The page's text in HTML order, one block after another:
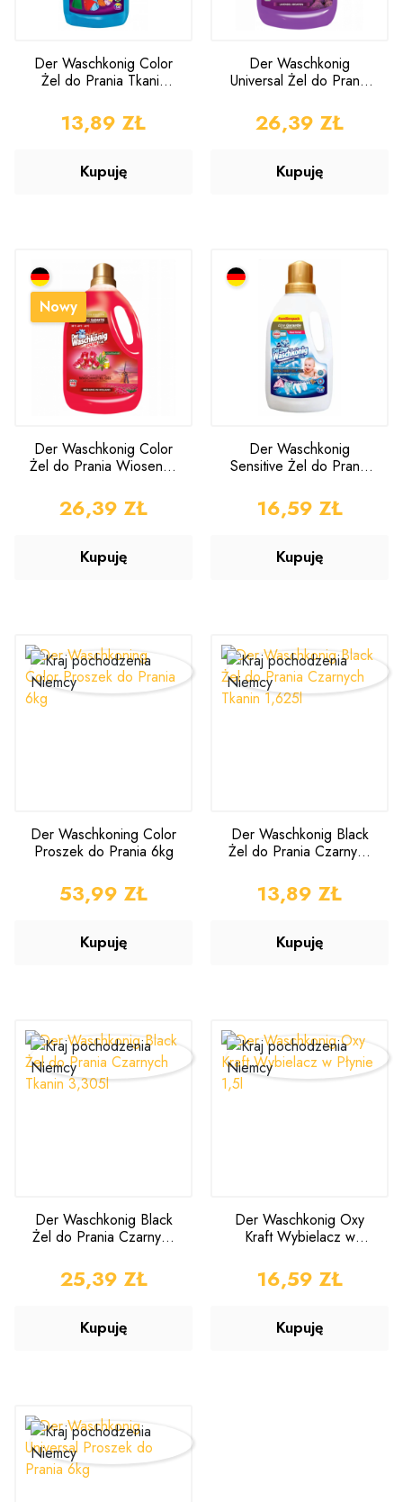
Der Waschkonig Color
Żel do Prania Tkanin
CENA
13,89 ZŁ
Kupuję
Der Waschkonig
Universal Żel do Prania
3,305l
CENA
26,39 ZŁ
Kupuję
Der Waschkonig Color
Żel do Prania Wiosenna
CENA
26,39 ZŁ
Kupuję
Nowy
Der Waschkonig
Sensitive Żel do Prania
CENA
16,59 ZŁ
Kupuję
Der Waschkoning Color
Proszek do Prania 6kg
CENA
53,99 ZŁ
Kupuję
Der Waschkonig Black
Żel do Prania Czarnych
CENA
13,89 ZŁ
Kupuję
Der Waschkonig Black
Żel do Prania Czarnych
CENA
25,39 ZŁ
Kupuję
Der Waschkonig Oxy
Kraft Wybielacz w
CENA
16,59 ZŁ
Kupuję